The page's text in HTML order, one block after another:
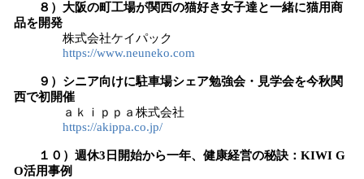
８）大阪の町工場が関西の猫好き女子達と一緒に猫用商
品を開発
株式会社ケイパック
https://www.neuneko.com
９）シニア向けに駐車場シェア勉強会・見学会を今秋関
西で初開催
ａｋｉｐｐａ株式会社
https://akippa.co.jp/
１０）週休3日開始から一年、健康経営の秘訣：KIWI G
O活用事例